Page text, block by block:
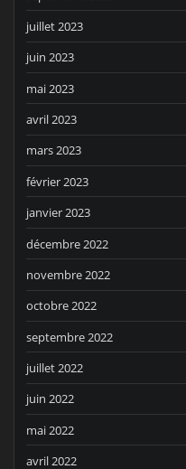
juillet 2023
juin 2023
mai 2023
avril 2023
mars 2023
février 2023
janvier 2023
décembre 2022
novembre 2022
octobre 2022
septembre 2022
juillet 2022
juin 2022
mai 2022
avril 2022